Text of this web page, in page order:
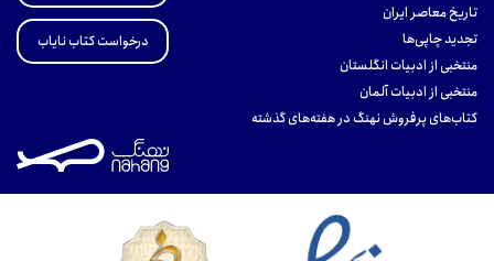
تاریخ معاصر ایران
تجدید چاپی‌ها
منتخبی از ادبیات انگلستان
منتخبی از ادبیات آلمان
کتاب‌های پرفروش نهنگ در هفته‌های گذشته
درخواست کتاب نایاب